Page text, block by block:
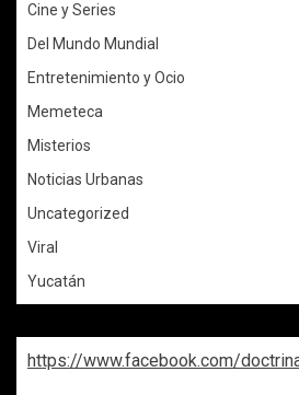
Cine y Series
Del Mundo Mundial
Entretenimiento y Ocio
Memeteca
Misterios
Noticias Urbanas
Uncategorized
Viral
Yucatán
https://www.facebook.com/